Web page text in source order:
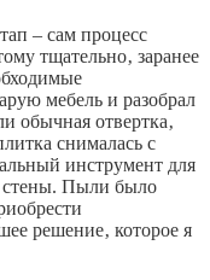
– сам процесс
тщательно‚ заранее
мебель и разобрал
обычная отвертка‚
снималась с
инструмент для
стены. Пыли было
решение‚ которое я